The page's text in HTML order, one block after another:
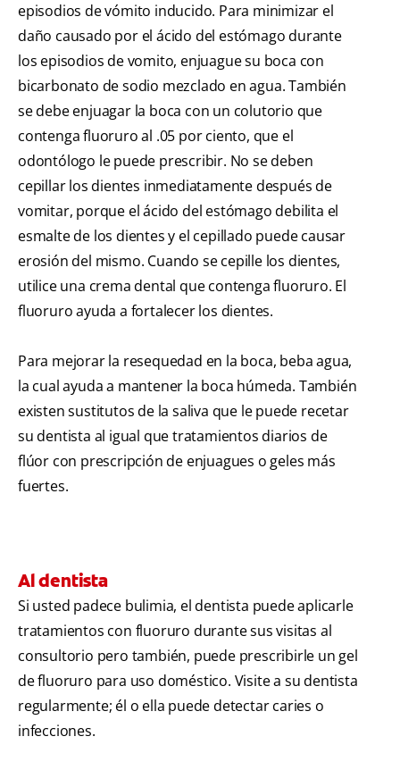
episodios de vómito inducido. Para minimizar el
daño causado por el ácido del estómago durante
los episodios de vomito, enjuague su boca con
bicarbonato de sodio mezclado en agua. También
se debe enjuagar la boca con un colutorio que
contenga fluoruro al .05 por ciento, que el
odontólogo le puede prescribir. No se deben
cepillar los dientes inmediatamente después de
vomitar, porque el ácido del estómago debilita el
esmalte de los dientes y el cepillado puede causar
erosión del mismo. Cuando se cepille los dientes,
utilice una crema dental que contenga fluoruro. El
fluoruro ayuda a fortalecer los dientes.
Para mejorar la resequedad en la boca, beba agua,
la cual ayuda a mantener la boca húmeda. También
existen sustitutos de la saliva que le puede recetar
su dentista al igual que tratamientos diarios de
flúor con prescripción de enjuagues o geles más
fuertes.
Al dentista
Si usted padece bulimia, el dentista puede aplicarle
tratamientos con fluoruro durante sus visitas al
consultorio pero también, puede prescribirle un gel
de fluoruro para uso doméstico. Visite a su dentista
regularmente; él o ella puede detectar caries o
infecciones.